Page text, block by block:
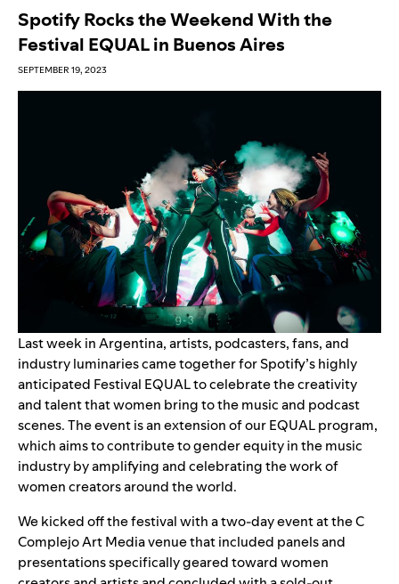
Spotify Rocks the Weekend With the
Festival EQUAL in Buenos Aires
SEPTEMBER 19, 2023
Last week in Argentina, artists, podcasters, fans, and
industry luminaries came together for Spotify’s highly
anticipated Festival EQUALto celebrate the creativity
and talent that women bring to the music and podcast
scenes. The event is an extension of our EQUAL program,
whichaims to contribute to gender equity in the music
industry by amplifying and celebrating the work of
women creators around the world.
We kicked off the festival with a two-day event at the C
Complejo Art Media venue that included panels and
presentations specifically geared toward women